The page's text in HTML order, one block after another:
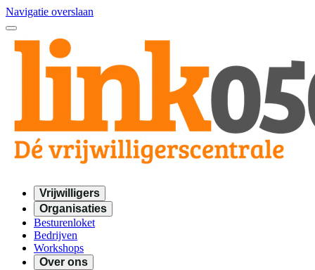
Navigatie overslaan
Vrijwilligers
Organisaties
Besturenloket
Bedrijven
Workshops
Over ons